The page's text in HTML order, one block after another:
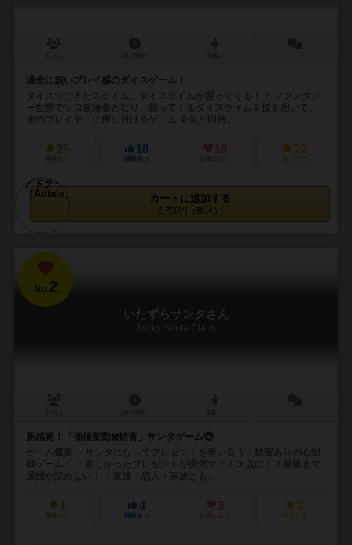
過去に無いプレイ感のダイスゲーム！
ダイスでできたスライム、ダイスライムが襲ってくる！？ ファンタジ
ー世界でソロ冒険者となり、襲ってくるダイスライムを技を用いて、
他のプレイヤーに押し付けるゲーム 全員が同時...
25
興味あり
18
経験あり
18
お気に入り
27
持ってる
カートに追加する
2,750円（税込）
No.2
いたずらサンタさん
Tricky Santa Claus
新感覚！「価値変動✖️妨害」サンタゲーム🤶
ゲーム概要 ・サンタになってプレゼントを奪い合う、妨害ありの心理
戦ゲーム！ ・欲しかったプレゼントが突然マイナス点に！？最後まで
展開が読めない！ ・友達・恋人・家族とも...
1
興味あり
4
経験あり
3
お気に入り
3
持ってる